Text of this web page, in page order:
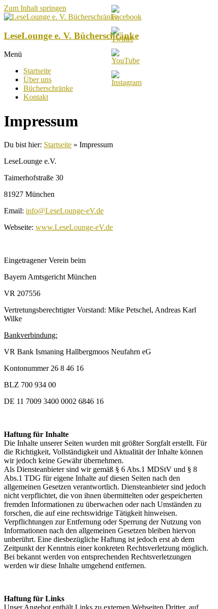
Zum Inhalt springen
LeseLounge e. V. Bücherschränke
Menü
Startseite
Über uns
Bücherschränke
Kontakt
Impressum
Du bist hier: Startseite » Impressum
LeseLounge e.V.
Taimerhofstraße 30
81927 München
Email: info@LeseLounge-eV.de
Webseite: www.LeseLounge-eV.de
Eingetragener Verein beim
Bayern Amtsgericht München
VR 207556
Vertretungsberechtigter Vorstand: Mike Petschel, Andreas Karl
Wilke
Bankverbindung:
VR Bank Ismaning Hallbergmoos Neufahrn eG
Kontonummer 26 8 46 16
BLZ 700 934 00
DE 11 7009 3400 0002 6846 16
Haftung für Inhalte
Die Inhalte unserer Seiten wurden mit größter Sorgfalt erstellt. Für
die Richtigkeit, Vollständigkeit und Aktualität der Inhalte können
wir jedoch keine Gewähr übernehmen.
Als Diensteanbieter sind wir gemäß § 6 Abs.1 MDStV und § 8
Abs.1 TDG für eigene Inhalte auf diesen Seiten nach den
allgemeinen Gesetzen verantwortlich. Diensteanbieter sind jedoch
nicht verpflichtet, die von ihnen übermittelten oder gespeicherten
fremden Informationen zu überwachen oder nach Umständen zu
forschen, die auf eine rechtswidrige Tätigkeit hinweisen.
Verpflichtungen zur Entfernung oder Sperrung der Nutzung von
Informationen nach den allgemeinen Gesetzen bleiben hiervon
unberührt. Eine diesbezügliche Haftung ist jedoch erst ab dem
Zeitpunkt der Kenntnis einer konkreten Rechtsverletzung möglich.
Bei bekannt werden von entsprechenden Rechtsverletzungen
werden wir diese Inhalte umgehend entfernen.
Haftung für Links